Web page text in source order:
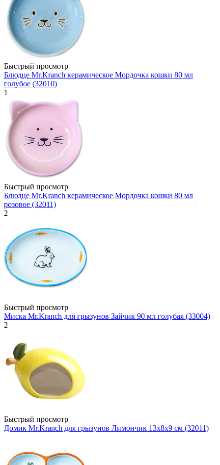
Быстрый просмотр
Блюдце Mr.Kranch керамическое Мордочка кошки 80 мл
голубое (32010)
1
Быстрый просмотр
Блюдце Mr.Kranch керамическое Мордочка кошки 80 мл
розовое (32011)
2
Быстрый просмотр
Миска Mr.Kranch для грызунов Зайчик 90 мл голубая (33004)
2
Быстрый просмотр
Домик Mr.Kranch для грызунов Лимончик 13х8х9 см (32011)